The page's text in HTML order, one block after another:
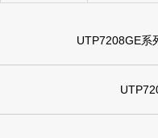
UTP7208GE系